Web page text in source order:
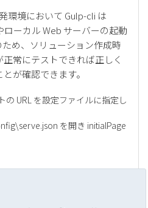
環境において Gulp-cli は
ーカル Web サーバーの起動
め、ソリューション作成時
常にテストできれば正しく
が確認できます。
の URL を設定ファイルに指定し
を開き initialPage